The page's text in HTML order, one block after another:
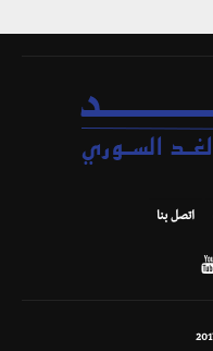
اتصل بنا